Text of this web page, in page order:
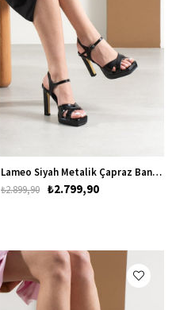
Lameo Siyah Metalik Çapraz Bantlı Kadın Platform Topuklu Ayakkabı
₺2.799,90
₺2.899,90